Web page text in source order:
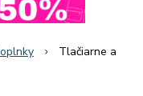
Tlačiarne a